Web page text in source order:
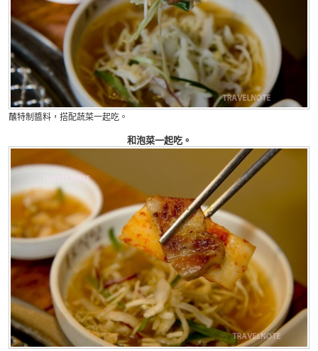
蘸特制醬料，搭配蔬菜一起吃。
和泡菜一起吃。